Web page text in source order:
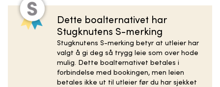
Dette boalternativet har
Stugknutens S-merking
Stugknutens S-merking betyr at utleier har
valgt å gi deg så trygg leie som over hode
mulig. Dette boalternativet betales i
forbindelse med bookingen, men leien
betales ikke ut til utleier før du har sjekket